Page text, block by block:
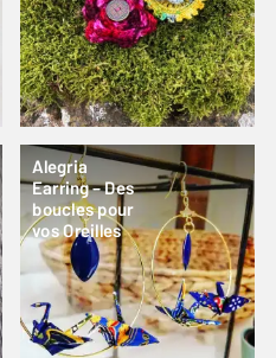
Alegria
Earring – Des
boucles pour
vos Oreilles